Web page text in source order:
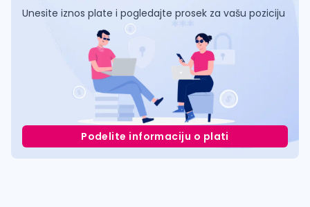
Unesite iznos plate i pogledajte prosek za vašu poziciju
Podelite informaciju o plati